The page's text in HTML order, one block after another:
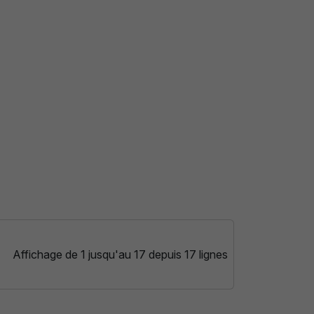
Affichage de 1 jusqu'au 17 depuis 17 lignes